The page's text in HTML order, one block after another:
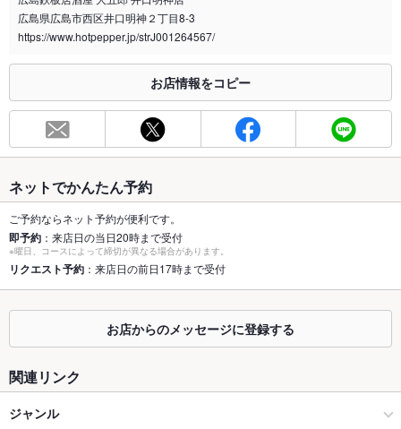
喫煙専用室 なし
合わせください。
お席
容人数
個室 なし
座敷 あり
掘りごたつ なし
広島県広島市西区井口明神２丁目8-3
https://www.hotpepper.jp/strJ001264567/
お店情報をコピー
ネットでかんたん予約
ご予約ならネット予約が便利です。
即予約 ：来店日の当日20時まで受付
※曜日、コースによって締切が異なる場合があります。
リクエスト予約 ：来店日の前日17時まで受付
お店からのメッセージに登録する
関連リンク
ジャンル